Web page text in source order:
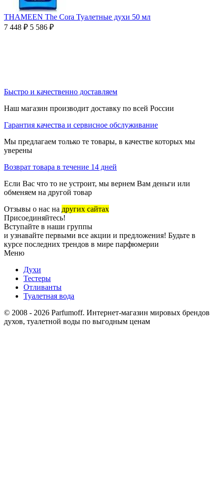
THAMEEN The Cora Туалетные духи 50 мл
7 448 ₽ 5 586 ₽
Быстро и качественно доставляем
Наш магазин производит доставку по всей России
Гарантия качества и сервисное обслуживание
Мы предлагаем только те товары, в качестве которых мы
уверены
Возврат товара в течение 14 дней
Если Вас что то не устроит, мы вернем Вам деньги или
обменяем на другой товар
Отзывы о нас на других сайтах
Присоединяйтесь!
Вступайте в наши группы
и узнавайте первыми все акции и предложения! Будьте в
курсе последних трендов в мире парфюмерии
Меню
Духи
Тестеры
Отливанты
Туалетная вода
© 2008 - 2026 Parfumoff. Интернет-магазин мировых брендов
духов, туалетной воды по выгодным ценам